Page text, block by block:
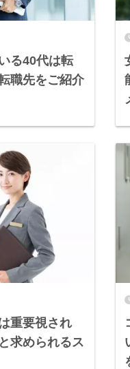
る40代は転
職先をご紹介
重要視され
求められるス